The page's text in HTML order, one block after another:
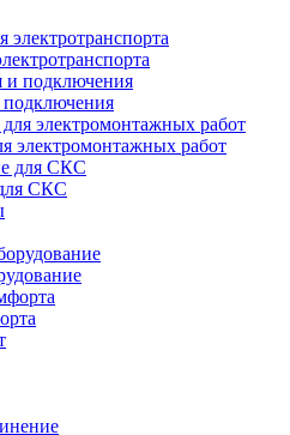
электромонтажных работ
СКС